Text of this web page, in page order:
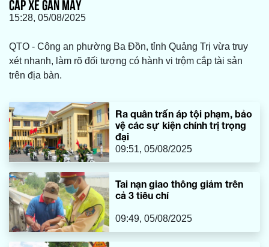
CẮP XE GẮN MÁY
15:28, 05/08/2025
QTO - Công an phường Ba Đồn, tỉnh Quảng Trị vừa truy
xét nhanh, làm rõ đối tượng có hành vi trộm cắp tài sản
trên địa bàn.
Ra quân trấn áp tội phạm, bảo
vệ các sự kiện chính trị trọng
đại
09:51, 05/08/2025
Tai nạn giao thông giảm trên
cả 3 tiêu chí
09:49, 05/08/2025